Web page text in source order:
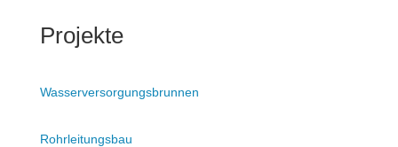
Projekte
Wasserversorgungsbrunnen
Rohrleitungsbau